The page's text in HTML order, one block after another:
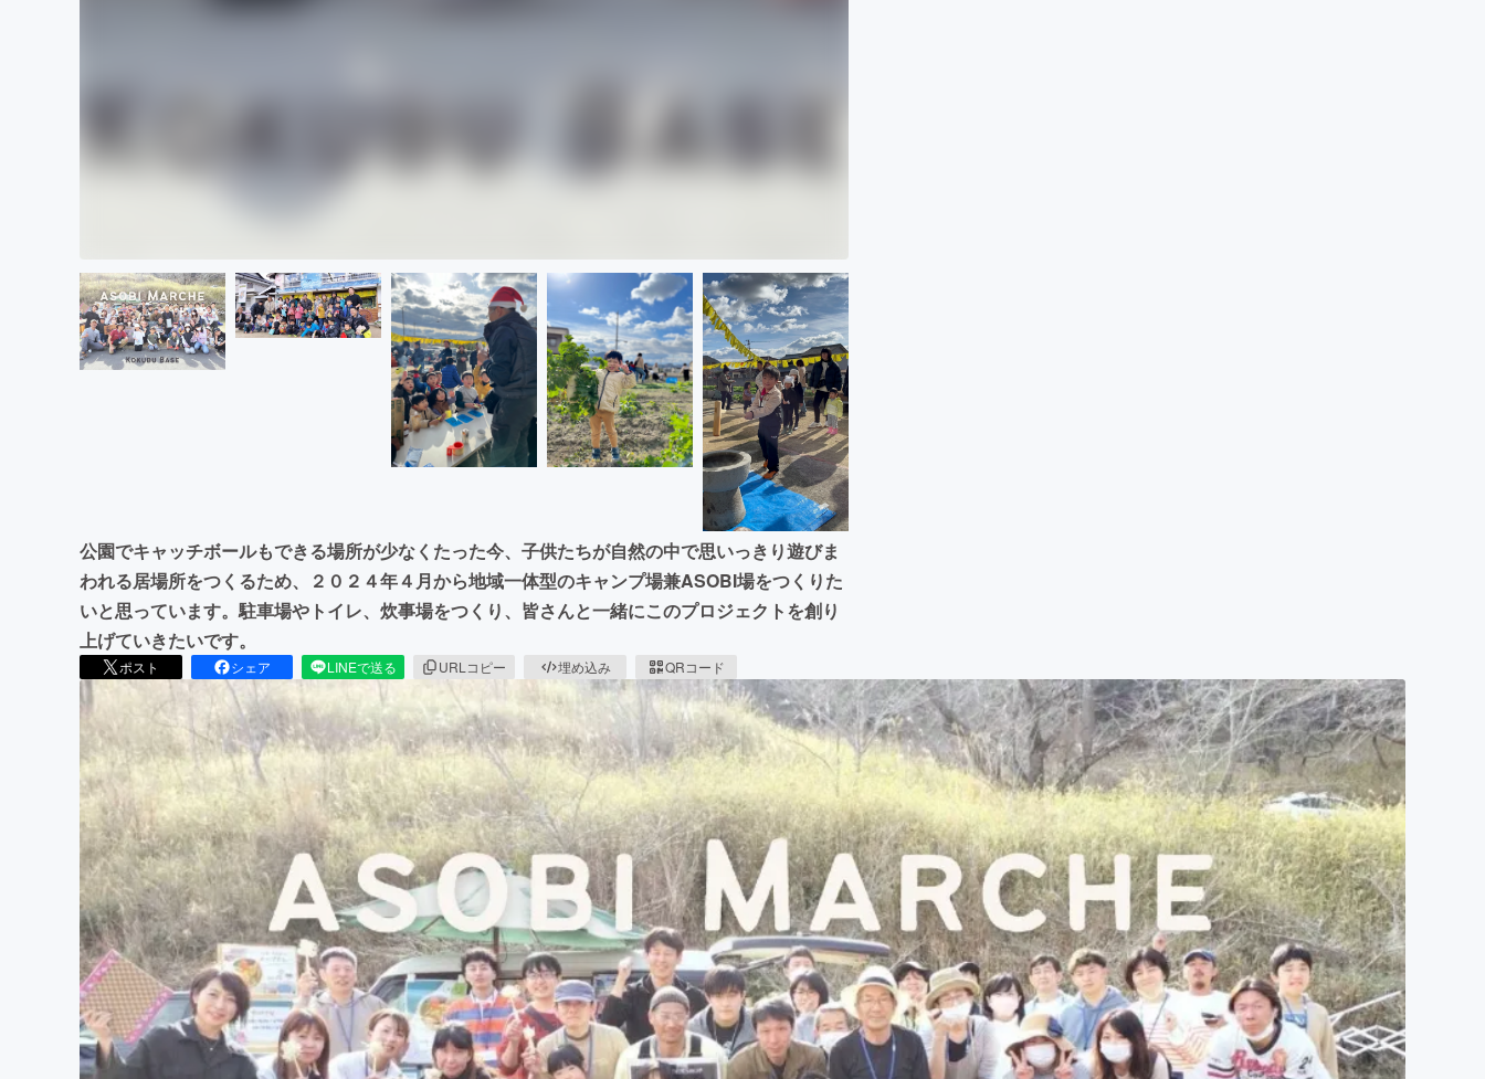
公園でキャッチボールもできる場所が少なくたった今、子供たちが自然の中で思いっきり遊びま
われる居場所をつくるため、２０２４年４月から地域一体型のキャンプ場兼ASOBI場をつくりた
いと思っています。駐車場やトイレ、炊事場をつくり、皆さんと一緒にこのプロジェクトを創り
上げていきたいです。
ポスト シェア LINEで送る URLコピー 埋め込み QRコード